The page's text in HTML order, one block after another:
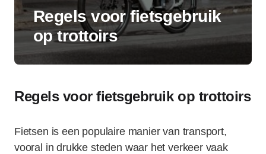
Regels voor fietsgebruik
op trottoirs
Regels voor fietsgebruik op trottoirs
Fietsen is een populaire manier van transport,
vooral in drukke steden waar het verkeer vaak